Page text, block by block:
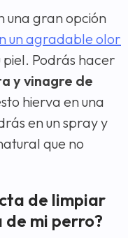
una gran opción
un agradable olor
Podrás hacer
y vinagre de
hierva en una
en un spray y
que no
de limpiar
de mi perro?